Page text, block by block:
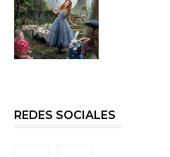
REDES SOCIALES